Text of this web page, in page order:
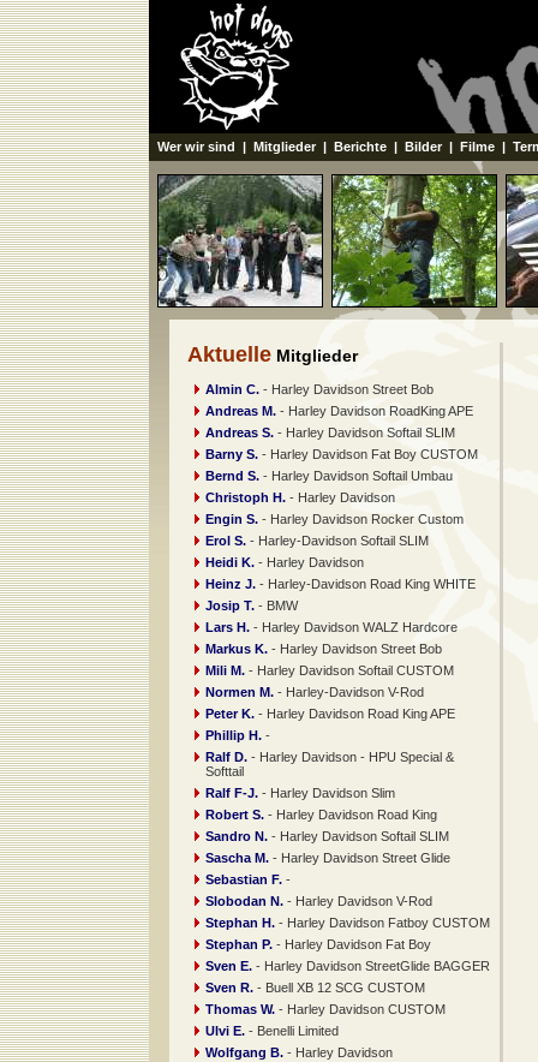
Wer wir sind | Mitglieder | Berichte | Bilder | Filme |
AktuelleMitglieder
Almin C.- Harley Davidson Street Bob
Andreas M.- Harley Davidson RoadKing APE
Andreas S.- Harley Davidson Softail SLIM
Barny S.- Harley Davidson Fat Boy CUSTOM
Bernd S.- Harley Davidson Softail Umbau
Christoph H.- Harley Davidson
Engin S.- Harley Davidson Rocker Custom
Erol S.- Harley-Davidson Softail SLIM
Heidi K.- Harley Davidson
Heinz J.- Harley-Davidson Road King WHITE
Josip T.- BMW
Lars H.- Harley Davidson WALZ Hardcore
Markus K.- Harley Davidson Street Bob
Mili M.- Harley Davidson Softail CUSTOM
Normen M.- Harley-Davidson V-Rod
Peter K.- Harley Davidson Road King APE
Phillip H. -
Ralf D.- Harley Davidson - HPU Special &
Softtail
Ralf F-J.- Harley Davidson Slim
Robert S.- Harley Davidson Road King
Sandro N.- Harley Davidson Softail SLIM
Sascha M.- Harley Davidson Street Glide
Sebastian F.-
Slobodan N.- Harley Davidson V-Rod
Stephan H.- Harley Davidson Fatboy CUSTOM
Stephan P.- Harley Davidson Fat Boy
Sven E.- Harley Davidson StreetGlide BAGGER
Sven R.- Buell XB 12 SCG CUSTOM
Thomas W.- Harley Davidson CUSTOM
Ulvi E.- Benelli Limited
Wolfgang B.- Harley Davidson